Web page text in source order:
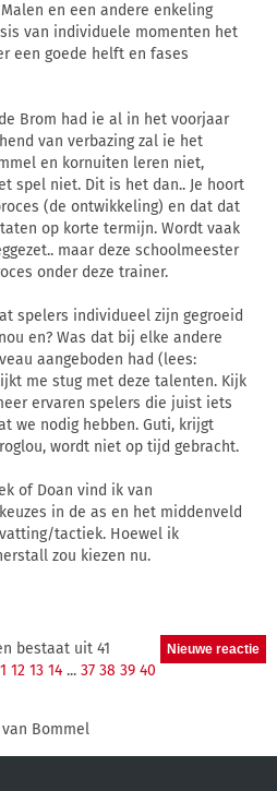
en een andere enkeling
van individuele momenten het
een goede helft en fases
Brom had ie al in het voorjaar
van verbazing zal ie het
en kornuiten leren niet,
spel niet. Dit is het dan.. Je hoort
(de ontwikkeling) en dat dat
op korte termijn. Wordt vaak
maar deze schoolmeester
onder deze trainer.
spelers individueel zijn gegroeid
en? Was dat bij elke andere
aangeboden had (lees:
me stug met deze talenten. Kijk
ervaren spelers die juist iets
we nodig hebben. Guti, krijgt
wordt niet op tijd gebracht.
of Doan vind ik van
in de as en het middenveld
tactiek. Hoewel ik
zou kiezen nu.
bestaat uit 41
12 13 14 ... 37 38 39 40
Bommel